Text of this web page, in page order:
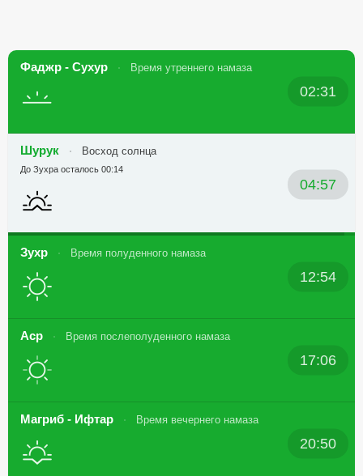
Фаджр - Сухур Время утреннего намаза
02:31
Шурук Восход солнца
04:57
До Зухра осталось 00:14
Зухр Время полуденного намаза
12:54
Аср Время послеполуденного намаза
17:06
Магриб - Ифтар Время вечернего намаза
20:50